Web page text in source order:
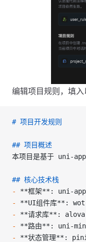
编辑项目规则，填
# 项目开发规则
## 项目概述
本项目是基于 uni-
## 核心技术栈
-
**框架** : uni-
-
**UI组件库** :
-
**请求库** : alova
-
**路由** : uni-
-
**状态管理** :